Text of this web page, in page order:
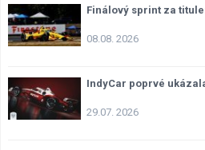
Finálový sprint za
08.08. 2026
IndyCar poprvé
29.07. 2026